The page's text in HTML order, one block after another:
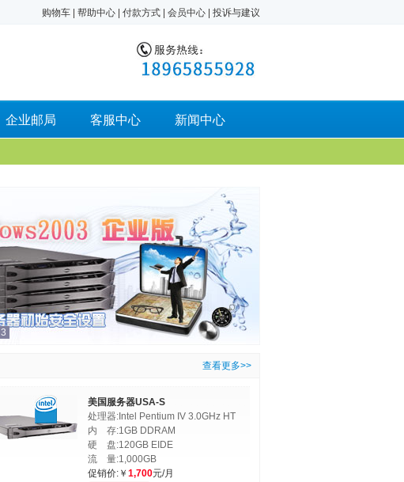
购物车 帮助中心 付款方式 会员中心 投诉与建议
企业邮局 客服中心 新闻中心
3
查看更多>>
美国服务器USA-S
处理器:Intel Pentium IV 3.0GHz HT
内 存:1GB DDRAM
硬 盘:120GB EIDE
流 量:1,000GB
促销价:￥ 1,700元/月